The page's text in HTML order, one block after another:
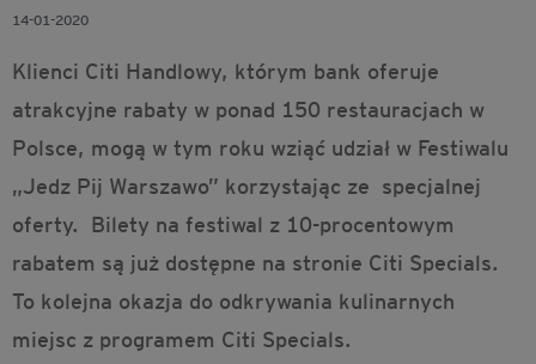
14-01-2020
Klienci Citi Handlowy, którym bank oferuje
atrakcyjne rabaty w ponad 150 restauracjach w
Polsce, mogą w tym roku wziąć udział w Festiwalu
„Jedz Pij Warszawo” korzystając ze specjalnej
oferty. Bilety na festiwal z 10-procentowym
rabatem są już dostępne na stronie Citi Specials.
To kolejna okazja do odkrywania kulinarnych
miejsc z programem Citi Specials.